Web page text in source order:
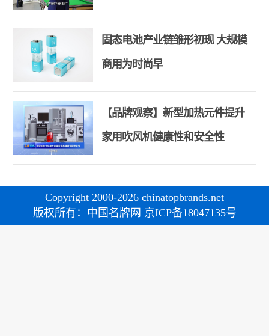
和合共生精神
固态电池产业链雏形初现 大规模
商用为时尚早
【品牌观察】新型加热元件提升
家用吹风机健康性和安全性
Copyright 2000-2026 chinatopbrands.net
版权所有：中国名牌网 京ICP备18047135号